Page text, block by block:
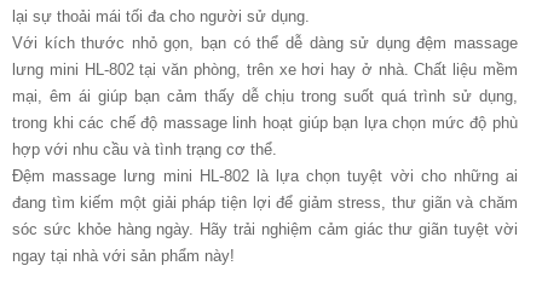
lại sự thoải mái tối đa cho người sử dụng.
Với kích thước nhỏ gọn, bạn có thể dễ dàng sử dụng đệm massage
lưng mini HL-802 tại văn phòng, trên xe hơi hay ở nhà. Chất liệu mềm
mại, êm ái giúp bạn cảm thấy dễ chịu trong suốt quá trình sử dụng,
trong khi các chế độ massage linh hoạt giúp bạn lựa chọn mức độ phù
hợp với nhu cầu và tình trạng cơ thể.
Đệm massage lưng mini HL-802 là lựa chọn tuyệt vời cho những ai
đang tìm kiếm một giải pháp tiện lợi để giảm stress, thư giãn và chăm
sóc sức khỏe hàng ngày. Hãy trải nghiệm cảm giác thư giãn tuyệt vời
ngay tại nhà với sản phẩm này!